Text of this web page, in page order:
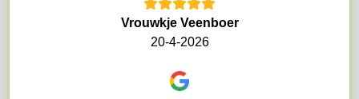
Vrouwkje Veenboer
20-4-2026